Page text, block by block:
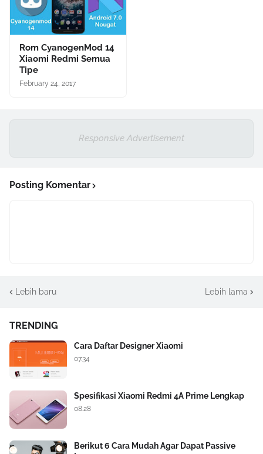
Rom CyanogenMod 14
Xiaomi Redmi Semua
Tipe
February 24, 2017
Responsive Advertisement
Posting Komentar
Lebih baru Lebih lama
TRENDING
Cara Daftar Designer Xiaomi
07.34
Spesifikasi Xiaomi Redmi 4A Prime Lengkap
08.28
Berikut 6 Cara Mudah Agar Dapat Passive